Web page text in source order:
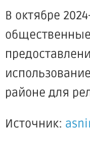
В октябре
районе для
Источник: